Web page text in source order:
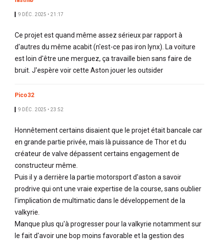
9 DÉC. 2025 • 21:17
Ce projet est quand même assez sérieux par rapport à
d'autres du même acabit (n'est-ce pas iron lynx). La voiture
est loin d'être une merguez, ça travaille bien sans faire de
bruit. J'espère voir cette Aston jouer les outsider
Pico32
9 DÉC. 2025 • 23:52
Honnêtement certains disaient que le projet était bancale car
en grande partie privée, mais là puissance de Thor et du
créateur de valve dépassent certains engagement de
constructeur même.
Puis il y a derrière la partie motorsport d'aston a savoir
prodrive qui ont une vraie expertise de la course, sans oublier
l'implication de multimatic dans le développement de la
valkyrie.
Manque plus qu'à progresser pour la valkyrie notamment sur
le fait d'avoir une bop moins favorable et la gestion des